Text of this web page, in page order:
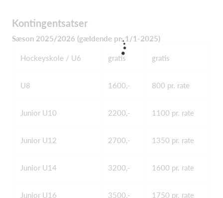
Kontingentsatser
Sæson 2025/2026 (gældende pr. 1/1-2025)
Hockeyskole / U6 gratis gratis
U8 1600,- 800 pr. rate
Junior U10 2200,- 1100 pr. rate
Junior U12 2700,- 1350 pr. rate
Junior U14 3200,- 1600 pr. rate
Junior U16 3500,- 1750 pr. rate